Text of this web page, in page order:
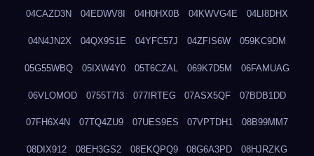
04CAZD3N 04EDWV8I 04H0HX0B 04KWVG4E 04LI8DHX
04N4JN2X 04QX9S1E 04YFC57J 04ZFIS6W 059KC9DM
05G55WBQ 05IXW4Y0 05T6CZAL 069K7D5M 06FAMUAG
06VLOMOD 0755T7I3 077IRTEG 07ASX5QF 07BDB1DD
07FH6X4N 07TQ4ZU9 07UES9ES 07VPTDH1 08B99MM7
08DIX912 08EH3GS2 08EKQPQ9 08G6A3PD 08HJRZKG